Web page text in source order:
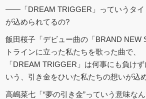
――「DREAM TRIGGER」っていうタイ
が込められてるの?
飯田桜子「デビュー曲の「BRAND NEW
トラインに立った私たちを歌った曲で、
「DREAM TRIGGER」は何事にも負け
いう、引き金をひいた私たちの想いが込
高嶋菜七「“夢の引き金”っていう意味な